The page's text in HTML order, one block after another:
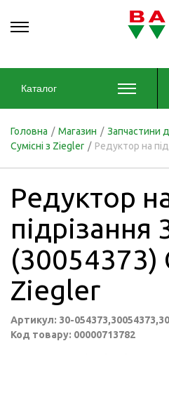
Каталог
Головна / Магазин / Запчастини
Сумісні з Ziegler / Редуктор на
Редуктор
підрізання
(30054373)
Ziegler
Артикул: 30-
Код товару: 00000713782